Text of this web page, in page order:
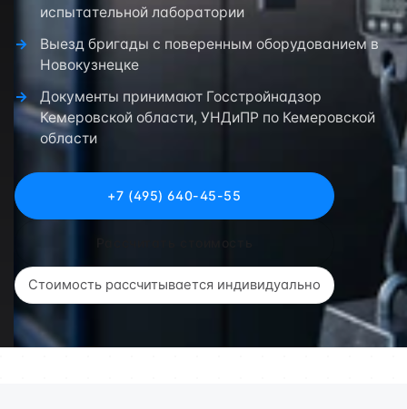
испытательной лаборатории
Выезд бригады с поверенным оборудованием в
Новокузнецке
Документы принимают Госстройнадзор
Кемеровской области, УНДиПР по Кемеровской
области
+7 (495) 640-45-55
Стоимость рассчитывается индивидуально